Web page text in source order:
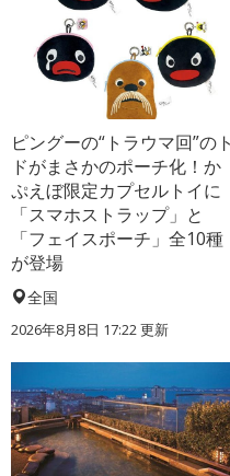
ピングーの“トラウマ回”のト
ドがまさかのポーチ化！か
ぷえぼ限定カプセルトイに
「スマホストラップ」と
「フェイスポーチ」全10種
が登場
全国
2026年8月8日 17:22更新